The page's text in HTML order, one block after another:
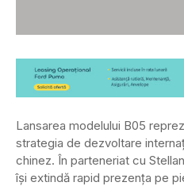
Lansarea modelului B05
strategia de dezvoltare
chinez. În parteneriat cu
își extindă rapid prezența pe